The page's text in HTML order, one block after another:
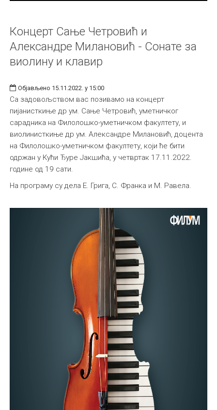
Концерт Сање Четровић и
Александре Милановић - Сонате за
виолину и клавир
Објављено 15.11.2022. у 15:00
Са задовољством вас позивамо на концерт
пијанисткиње др ум. Сање Четровић, уметничког
сарадника на Филолошко-уметничком факултету, и
виолинисткиње др ум. Александре Милановић, доцента
на Филолошко-уметничком факултету, који ће бити
одржан у Кући Ђуре Јакшића, у четвртак 17.11.2022.
године од 19 сати.
На програму су дела Е. Грига, С. Франка и М. Равела.